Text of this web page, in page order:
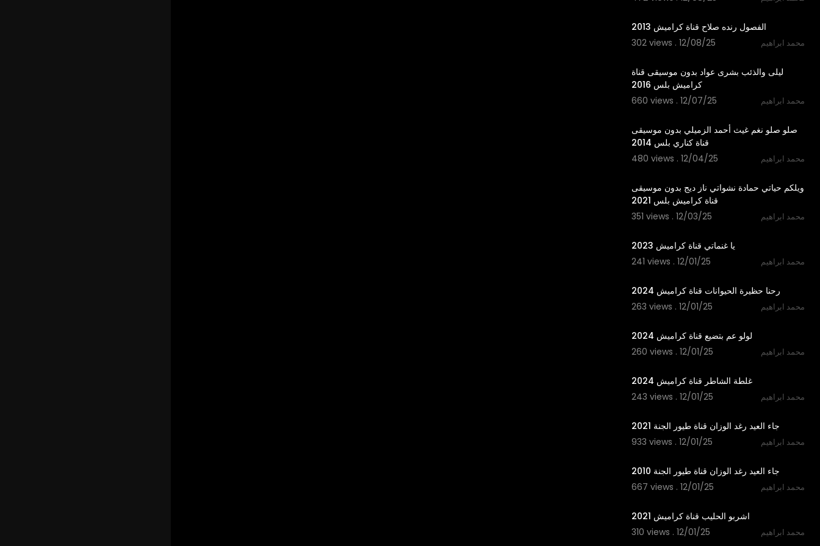
الفصول رنده صلاح قناة كراميش 2013
302 views . 12/08/25
محمد ابراهيم
ليلى والذئب بشرى عواد بدون موسيقى قناة
كراميش بلس 2016
660 views . 12/07/25
محمد ابراهيم
صلو صلو نغم غيث أحمد الزميلي بدون موسيقى
قناة كناري بلس 2014
480 views . 12/04/25
محمد ابراهيم
ويلكم حياتي حمادة نشواتي ناز ديج بدون موسيقى
قناة كراميش بلس 2021
351 views . 12/03/25
محمد ابراهيم
يا غنماتي قناة كراميش 2023
241 views . 12/01/25
محمد ابراهيم
رحنا حظيرة الحيوانات قناة كراميش 2024
263 views . 12/01/25
محمد ابراهيم
لولو عم بتضيع قناة كراميش 2024
260 views . 12/01/25
محمد ابراهيم
غلطة الشاطر قناة كراميش 2024
243 views . 12/01/25
محمد ابراهيم
جاء العيد رغد الوزان قناة طيور الجنة 2021
933 views . 12/01/25
محمد ابراهيم
جاء العيد رغد الوزان قناة طيور الجنة 2010
667 views . 12/01/25
محمد ابراهيم
اشربو الحليب قناة كراميش 2021
310 views . 12/01/25
محمد ابراهيم